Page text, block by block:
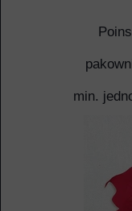
min.